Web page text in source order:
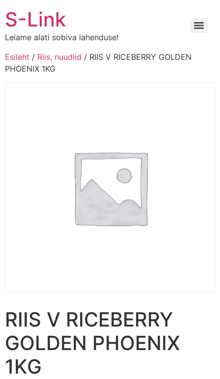
sisu
juurde
S-Link
Leiame alati sobiva lahenduse!
Esileht / Riis, nuudlid / RIIS V RICEBERRY GOLDEN
PHOENIX 1KG
RIIS V RICEBERRY
GOLDEN PHOENIX
1KG